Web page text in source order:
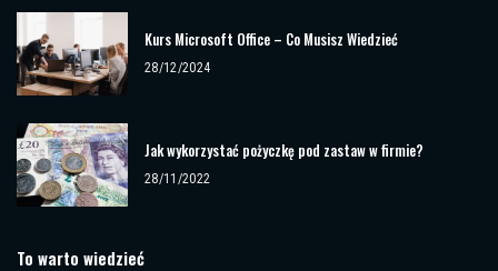
Kurs Microsoft Office – Co Musisz Wiedzieć
28/12/2024
Jak wykorzystać pożyczkę pod zastaw w firmie?
28/11/2022
To warto wiedzieć